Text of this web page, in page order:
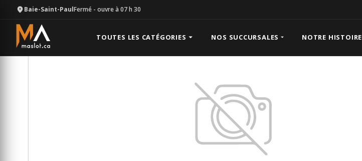
Baie-Saint-PaulFermé - ouvre à 07 h 30
TOUTES LES CATÉGORIES NOS SUCCURSALES NOTRE HISTOIRE
Équipement Laveuse à pression